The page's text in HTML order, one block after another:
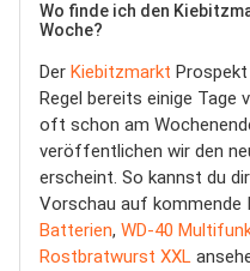
Wo finde ich den
Woche?
Der Kiebitzmarkt
Regel bereits einige Tage
oft schon am
veröffentlichen wir den
erscheint. So kannst du
Vorschau auf kommende
Batterien, WD-40
Rostbratwurst XXL